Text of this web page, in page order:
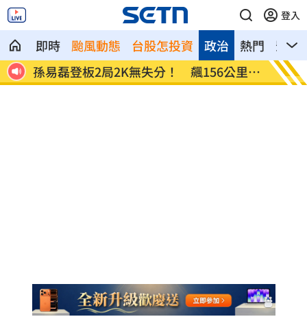
登入
即時 颱風動態 台股怎投資 熱門 影音
政治
孫易磊登板2局2K無失分！ 飆156公里火
球
直擊
嗨翻